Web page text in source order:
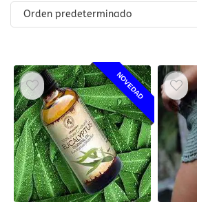
Orden predeterminado
NOVEDAD